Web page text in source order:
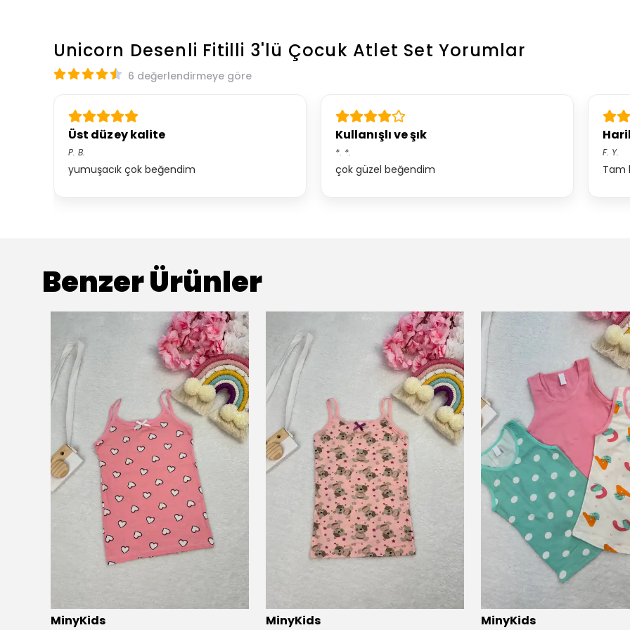
Unicorn Desenli Fitilli 3'lü Çocuk Atlet Set Yorumlar
6 değerlendirmeye göre
Üst düzey kalite
P. B.
yumuşacık çok beğendim
Kullanışlı ve şık
*. *.
çok güzel beğendim
F. Y.
Tam
Benzer Ürünler
MinyKids
⭐️ Bu ürünü5 kişifavoriledi!
MinyKids
⭐️ Bu ürünü2 kişifavoriledi!
MinyKids
⭐️ Bu ürünü3 kişifavoriledi!